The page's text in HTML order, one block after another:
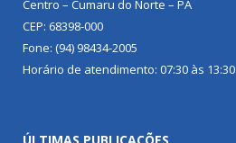
Centro – Cumaru do Norte – PA
CEP: 68398-000
Fone: (94) 98434-2005
Horário de atendimento: 07:30 às 13:30